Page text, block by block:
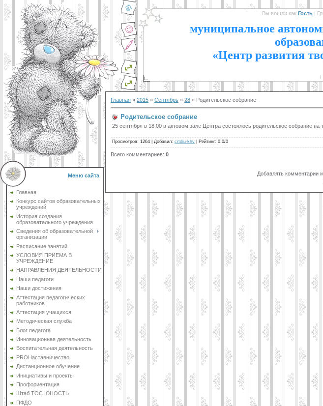
Меню сайта
Главная
Конкурс сайтов образовательных
учреждений
История создания
образовательного учреждения
Сведения об образовательной
организации
Расписание занятий
УСЛОВИЯ ПРИЕМА В
УЧРЕЖДЕНИЕ
НАПРАВЛЕНИЯ ДЕЯТЕЛЬНОСТИ
Наши педагоги
Наши достижения
Аттестация педагогических
работников
Аттестация учащихся
Методическая служба
Блог педагога
Инновационная деятельность
Воспитательная деятельность
PROНаставничество
Дистанционное обучение
Инициативы и проекты
Профориентация
Штаб ТОС ЮНОСТЬ
ПФДО
Вы вошли как Гость |
муниципальное
«Центр развития
Главная » 2015 » Сентябрь » 28 » Родительское собрание
Родительское собрание
25 сентября в 18:00 в актовом зале Центра состоялось родительское собрание
Просмотров: 1264 Добавил: crtdiu-khv Рейтинг: 0.0/0
Всего комментариев: 0
Добавлять комментарии